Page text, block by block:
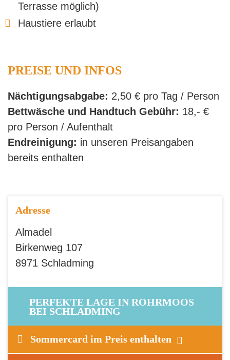
Terrasse möglich)
Haustiere erlaubt
PREISE UND INFOS
Nächtigungsabgabe: 2,50 € pro Tag / Person
Bettwäsche und Handtuch Gebühr: 18,- €
pro Person / Aufenthalt
Endreinigung: in unseren Preisangaben
bereits enthalten
Adresse
Almadel
Birkenweg 107
8971 Schladming
PERFEKTE LAGE IN ROHRMOOS
BEI SCHLADMING
Sommercard im Preis enthalten